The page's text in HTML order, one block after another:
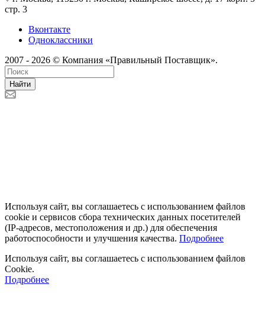
стр. 3
Вконтакте
Одноклассники
2007 - 2026 © Компания «Правильный Поставщик».
Найти
Используя сайт, вы соглашаетесь с использованием файлов
cookie и сервисов сбора технических данных посетителей
(IP‑адресов, местоположения и др.) для обеспечения
работоспособности и улучшения качества. Подробнее
Используя сайт, вы соглашаетесь с использованием файлов
Cookie.
Подробнее